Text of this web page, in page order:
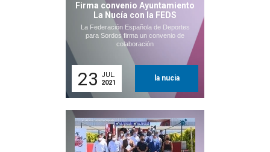
Firma convenio Ayuntamiento
La Nucía con la FEDS
La Federación Española de Deportes
para Sordos firma un convenio de
colaboración
23
JUL.
2021
la nucia